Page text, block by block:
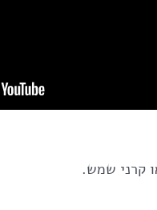
קרני שמש.